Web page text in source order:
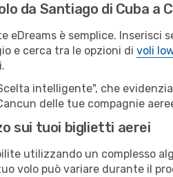
da Santiago di Cuba a
eDreams è semplice.
e cerca tra le opzioni di voli
intelligente", che
delle tue compagnie
sui tuoi biglietti aerei
utilizzando un complesso
volo può variare durante il